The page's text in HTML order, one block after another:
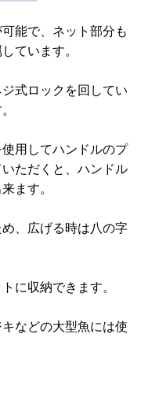
能で、ネット部分も
ています。
式ロックを回してい
用してハンドルのプ
ただくと、ハンドル
ます。
、広げる時は八の字
に収納できます。
などの大型魚には使